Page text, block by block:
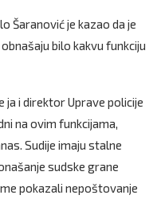
Šaranović je kazao da je
bilo kakvu funkciju
ja i direktor Uprave policije
na ovim funkcijama,
Sudije imaju stalne
sudske grane
pokazali nepoštovanje